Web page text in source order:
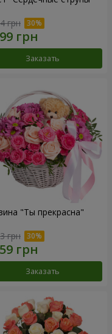
грн
Заказать
"Ты прекрасна"
грн
Заказать